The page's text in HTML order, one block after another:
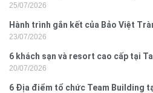
25/07/2026
Hành trình gắn kết của Bảo Việt
Yên
23/07/2026
6 khách sạn và resort cao cấp tại
nghi
20/07/2026
6 Địa điểm tổ chức Team Building